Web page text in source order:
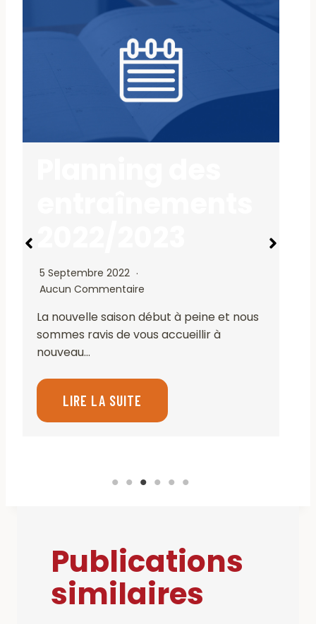
5 Septembre 2022
Aucun Commentaire
La nouvelle saison début à peine et nous
sommes ravis de vous accueillir à
nouveau…
LIRE LA SUITE
Publications
similaires